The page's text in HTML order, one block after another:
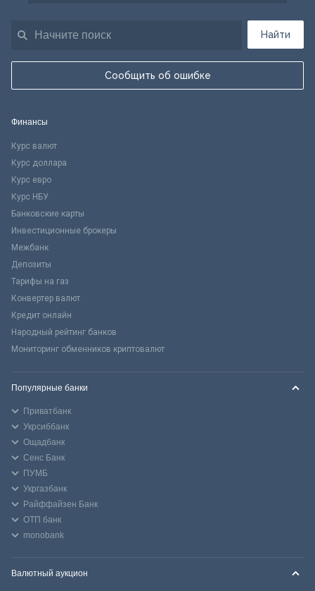
Найти
Сообщить об ошибке
Финансы
Курс валют
Курс доллара
Курс евро
Курс НБУ
Банковские карты
Инвестиционные брокеры
Межбанк
Депозиты
Тарифы на газ
Конвертер валют
Кредит онлайн
Народный рейтинг банков
Мониторинг обменников криптовалют
Популярные банки
Приватбанк
Укрсиббанк
Ощадбанк
Сенс Банк
ПУМБ
Укргазбанк
Райффайзен Банк
ОТП банк
monobank
Валютный аукцион